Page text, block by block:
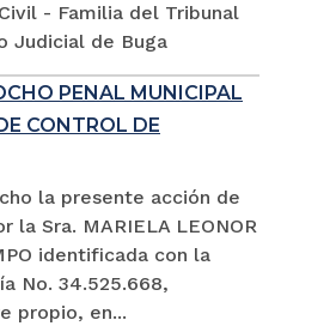
- Familia del Tribunal
Judicial de Buga
PENAL MUNICIPAL
CONTROL DE
la presente acción de
la Sra. MARIELA LEONOR
identificada con la
No. 34.525.668,
propio, en...